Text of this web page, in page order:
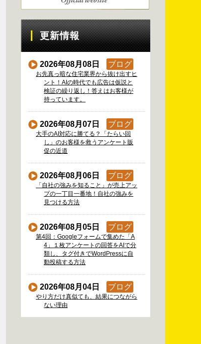
更新情報
2026年08月08日 ブログ
お先真っ暗な住宅業界から抜け出すヒ
ント！AIの時代でも広告は仮説と
検証の繰り返し！答えはお客様が
持っています。
2026年08月07日 ブログ
大手のAI対応に勝てる？「たらい回
し」のお客様を救うアンケート販
促の近道
2026年08月06日 ブログ
「自社の強みを知ること」が売上アッ
プの一丁目一番地！自社の強みを
見つける方法
2026年08月05日 ブログ
第4回：Googleフォームで集めた「A
4」１枚アンケートの回答をAIで分
類し、タグ付きでWordPressに自
動投稿する方法
2026年08月04日 ブログ
やり方だけ真似ても、結果につながら
ない理由